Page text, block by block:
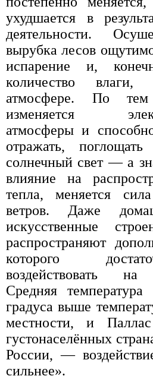
ухудшается в
деятельности.
вырубка лесов
испарение и,
количество влаги,
атмосфере. По
изменяется
атмосферы и
отражать,
солнечный свет — а
влияние на
тепла, меняется
ветров. Даже
искусственные
распространяют
которого
воздействовать на
Средняя
градуса выше
местности, и
густонаселённых
России, —
сильнее».